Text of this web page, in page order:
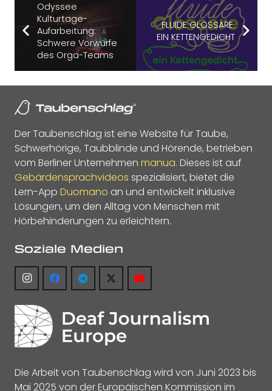
Odyssee
Kulturtage-
Aufarbeitung:
Schwere Vorwürfe
des Orga-Teams
FLUIDE GLOSSARE.
EIN KETTENGEDICHT
Der Taubenschlag ist eine Website für Taube,
Schwerhörige, Taubblinde und Hörende, betrieben
vom Berliner Unternehmen manua. Dieses ist auf
Gebärdensprachvideos spezialisiert, bietet die
Lern-App Duomano an und entwickelt inklusive
Lösungen, um den Alltag von Menschen mit
Hörbehinderungen zu erleichtern.
Soziale Medien
Die Arbeit von Taubenschlag wird von Juni 2023 bis
Mai 2025 von der Europäischen Kommission im